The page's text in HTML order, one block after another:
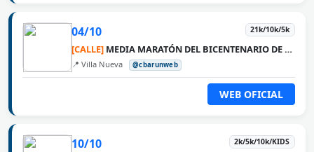
04/10 21k/10k/5k
[CALLE] MEDIA MARATÓN DEL BICENTENARIO DE VILLA NUEVA
📍 Villa Nueva @cbarunweb
WEB OFICIAL
10/10 2k/5k/10k/KIDS